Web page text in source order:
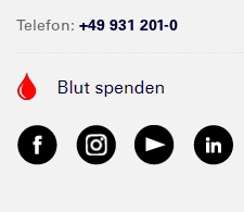
Spenden
Anreise
Barrierefreiheit
Telefon: +49 931 201-0